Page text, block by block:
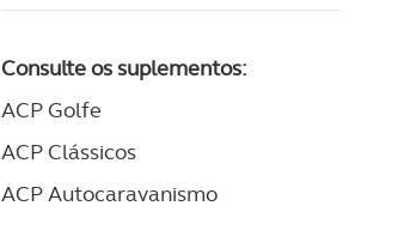
Consulte os suplementos:
ACP Golfe
ACP Clássicos
ACP Autocaravanismo